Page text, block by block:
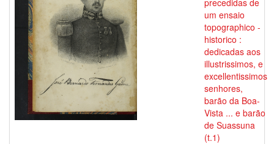
precedidas de
um ensaio
topographico -
historico :
dedicadas aos
illustrissimos, e
excellentissimos
senhores,
barão da Boa-
Vista ... e barão
de Suassuna
(t.1)